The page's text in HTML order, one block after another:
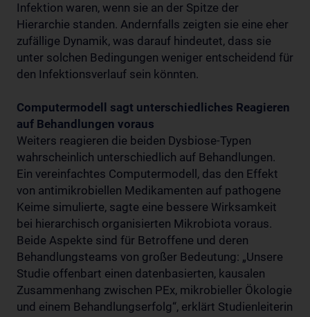
Infektion waren, wenn sie an der Spitze der
Hierarchie standen. Andernfalls zeigten sie eine eher
zufällige Dynamik, was darauf hindeutet, dass sie
unter solchen Bedingungen weniger entscheidend für
den Infektionsverlauf sein könnten.
Computermodell sagt unterschiedliches Reagieren
auf Behandlungen voraus
Weiters reagieren die beiden Dysbiose-Typen
wahrscheinlich unterschiedlich auf Behandlungen.
Ein vereinfachtes Computermodell, das den Effekt
von antimikrobiellen Medikamenten auf pathogene
Keime simulierte, sagte eine bessere Wirksamkeit
bei hierarchisch organisierten Mikrobiota voraus.
Beide Aspekte sind für Betroffene und deren
Behandlungsteams von großer Bedeutung: „Unsere
Studie offenbart einen datenbasierten, kausalen
Zusammenhang zwischen PEx, mikrobieller Ökologie
und einem Behandlungserfolg“, erklärt Studienleiterin